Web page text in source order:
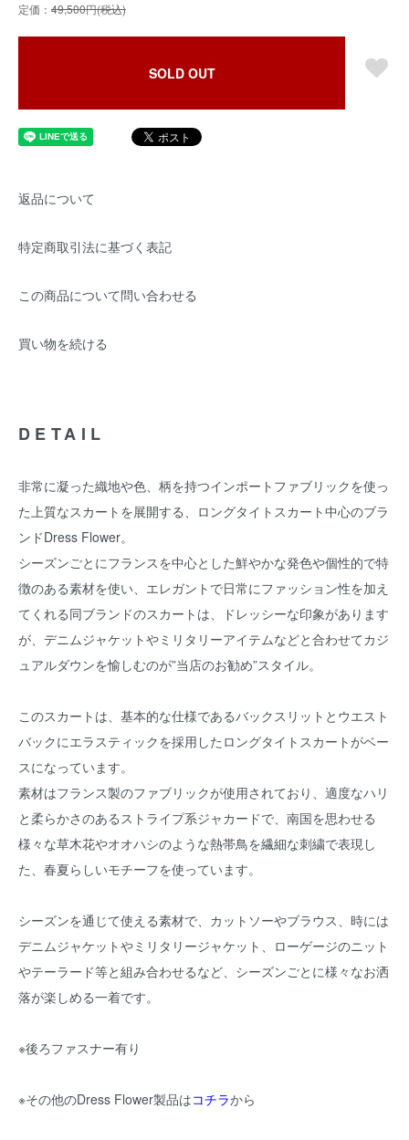
定価： 49,500円(税込)
SOLD OUT
返品について
特定商取引法に基づく表記
この商品について問い合わせる
買い物を続ける
DETAIL
非常に凝った織地や色、柄を持つインポートファブリックを使っ
た上質なスカートを展開する、ロングタイトスカート中心のブラ
ンドDress Flower。
シーズンごとにフランスを中心とした鮮やかな発色や個性的で特
徴のある素材を使い、エレガントで日常にファッション性を加え
てくれる同ブランドのスカートは、ドレッシーな印象があります
が、デニムジャケットやミリタリーアイテムなどと合わせてカジ
ュアルダウンを愉しむのが”当店のお勧め”スタイル。
このスカートは、基本的な仕様であるバックスリットとウエスト
バックにエラスティックを採用したロングタイトスカートがベー
スになっています。
素材はフランス製のファブリックが使用されており、適度なハリ
と柔らかさのあるストライプ系ジャカードで、南国を思わせる
様々な草木花やオオハシのような熱帯鳥を繊細な刺繍で表現し
た、春夏らしいモチーフを使っています。
シーズンを通じて使える素材で、カットソーやブラウス、時には
デニムジャケットやミリタリージャケット、ローゲージのニット
やテーラード等と組み合わせるなど、シーズンごとに様々なお洒
落が楽しめる一着です。
※後ろファスナー有り
※その他のDress Flower製品はコチラから